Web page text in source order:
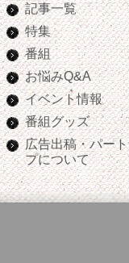
記事一覧
特集
番組
お悩みQ&A
イベント情報
番組グッズ
広告出稿・パー
プについて